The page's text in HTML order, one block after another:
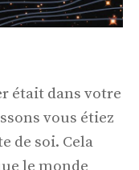
était dans votre
vous étiez
de soi. Cela